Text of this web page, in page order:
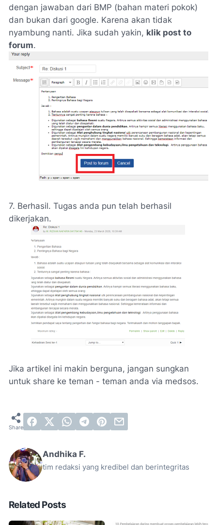
dengan jawaban dari BMP (bahan materi pokok)
dan bukan dari google. Karena akan tidak
nyambung nanti. Jika sudah yakin, klik post to
forum.
7. Berhasil. Tugas anda pun telah berhasil
dikerjakan.
Jika artikel ini makin berguna, jangan sungkan
untuk share ke teman - teman anda via medsos.
Andhika F.
tim redaksi yang kredibel dan berintegritas
Related Posts